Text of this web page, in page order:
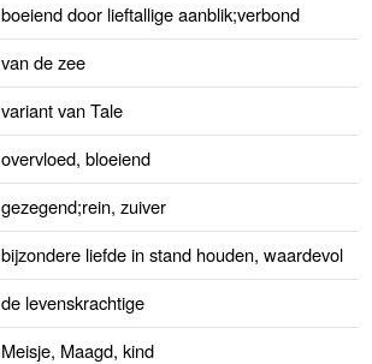
boeiend door lieftallige aanblik;verbond
van de zee
variant van Tale
overvloed, bloeiend
gezegend;rein, zuiver
bijzondere liefde in stand houden, waardevol
de levenskrachtige
Meisje, Maagd, kind